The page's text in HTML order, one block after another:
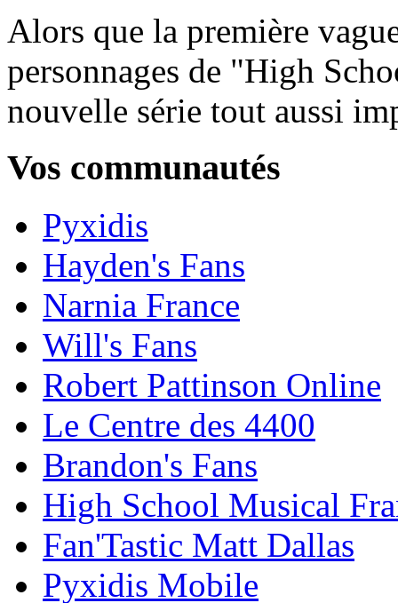
Alors que la première
personnages de "High
nouvelle série tout aussi
Vos communautés
Pyxidis
Hayden's Fans
Narnia France
Will's Fans
Robert Pattinson Online
Le Centre des 4400
Brandon's Fans
High School Musical
Fan'Tastic Matt Dallas
Pyxidis Mobile